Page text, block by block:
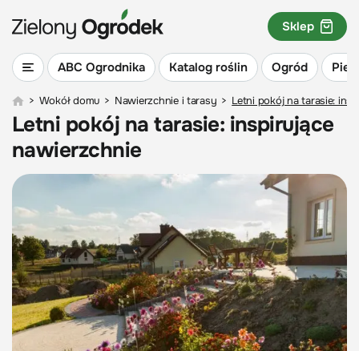
ABC Ogrodnika Katalog roślin Ogród
Sklep
> Wokół domu > Nawierzchnie i tarasy > Letni pokój na tarasie:
Letni pokój na tarasie: inspirujące
nawierzchnie